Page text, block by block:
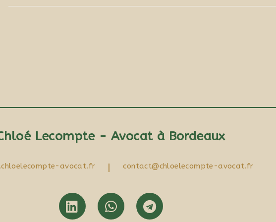
Lecompte - Avocat à Bordeaux
avocat.fr | contact@chloelecompte-avocat.fr